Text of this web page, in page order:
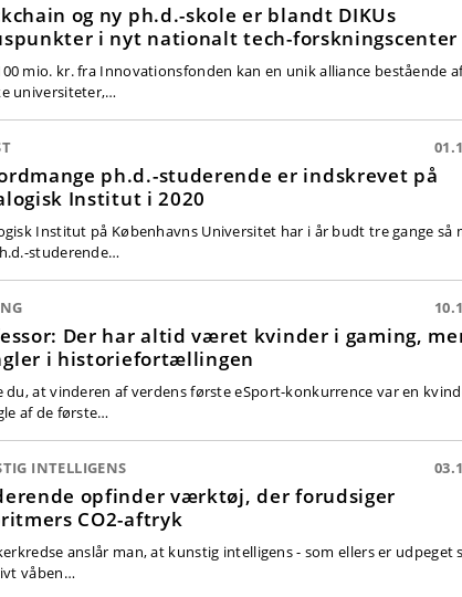
og ny ph.d.-skole er blandt DIKUs
i nyt nationalt tech-forskningscenter
mio. kr. fra Innovationsfonden kan en unik alliance bestående
universiteter,…
ph.d.-studerende er indskrevet på
Institut i 2020
Institut på Københavns Universitet har i år budt tre gange så
studerende…
Der har altid været kvinder i gaming,
i historiefortællingen
du, at vinderen af verdens første eSport-konkurrence var en
af de første…
INTELLIGENS
opfinder værktøj, der forudsiger
CO2-aftryk
anslår man, at kunstig intelligens - som ellers er udpeget
våben…